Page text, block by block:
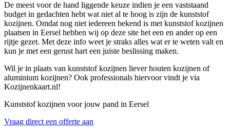
De meest voor de hand liggende keuze indien je een vaststaand
budget in gedachten hebt wat niet al te hoog is zijn de kunststof
kozijnen. Omdat nog niet iedereen bekend is met kunststof kozijnen
plaatsen in Eersel hebben wij op deze site het een en ander op een
rijtje gezet. Met deze info weet je straks alles wat er te weten valt en
kun je met een gerust hart een juiste beslissing maken.
Wil je in plaats van kunststof kozijnen liever houten kozijnen of
aluminium kozijnen? Ook professionals hiervoor vindt je via
Kozijnenkaart.nl!
Kunststof kozijnen voor jouw pand in Eersel
Vraag direct een offerte aan